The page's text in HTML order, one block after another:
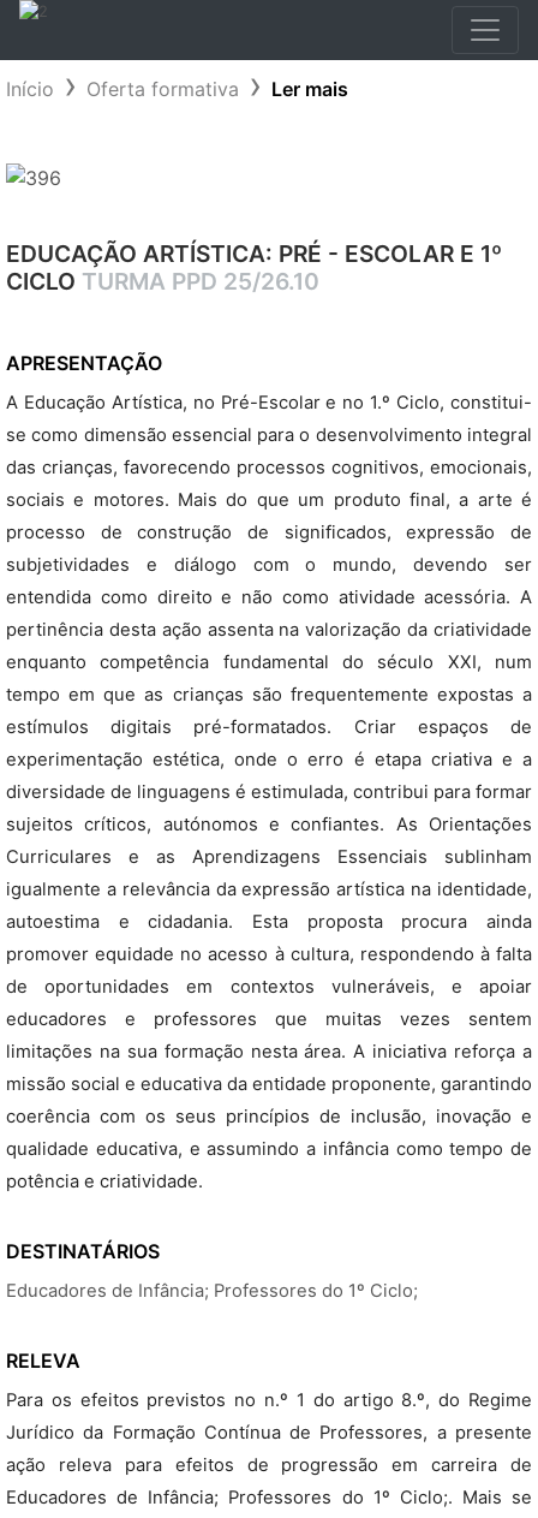
Início Oferta formativa Ler mais
EDUCAÇÃO ARTÍSTICA: PRÉ - ESCOLAR E 1º
CICLO TURMA PPD 25/26.10
APRESENTAÇÃO
A Educação Artística, no Pré-Escolar e no 1.º Ciclo, constitui-
se como dimensão essencial para o desenvolvimento integral
das crianças, favorecendo processos cognitivos, emocionais,
sociais e motores. Mais do que um produto final, a arte é
processo de construção de significados, expressão de
subjetividades e diálogo com o mundo, devendo ser
entendida como direito e não como atividade acessória. A
pertinência desta ação assenta na valorização da criatividade
enquanto competência fundamental do século XXI, num
tempo em que as crianças são frequentemente expostas a
estímulos digitais pré-formatados. Criar espaços de
experimentação estética, onde o erro é etapa criativa e a
diversidade de linguagens é estimulada, contribui para formar
sujeitos críticos, autónomos e confiantes. As Orientações
Curriculares e as Aprendizagens Essenciais sublinham
igualmente a relevância da expressão artística na identidade,
autoestima e cidadania. Esta proposta procura ainda
promover equidade no acesso à cultura, respondendo à falta
de oportunidades em contextos vulneráveis, e apoiar
educadores e professores que muitas vezes sentem
limitações na sua formação nesta área. A iniciativa reforça a
missão social e educativa da entidade proponente, garantindo
coerência com os seus princípios de inclusão, inovação e
qualidade educativa, e assumindo a infância como tempo de
potência e criatividade.
DESTINATÁRIOS
Educadores de Infância; Professores do 1º Ciclo;
RELEVA
Para os efeitos previstos no n.º 1 do artigo 8.º, do Regime
Jurídico da Formação Contínua de Professores, a presente
ação releva para efeitos de progressão em carreira de
Educadores de Infância; Professores do 1º Ciclo;. Mais se